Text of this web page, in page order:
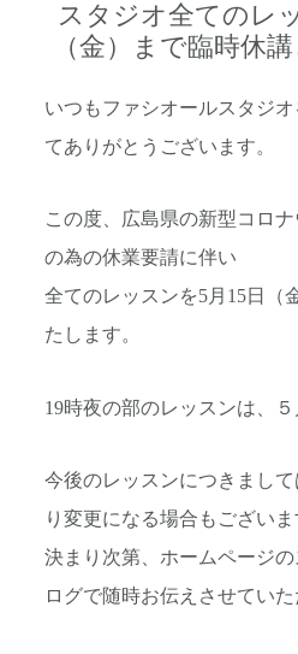
スタジオ全てのレ
（金）まで臨時休
いつもファシオールスタジ
てありがとうございます。
この度、広島県の新型コロ
の為の休業要請に伴い
全てのレッスンを5月15日（
たします。
19時夜の部のレッスンは、５
今後のレッスンにつきまし
り変更になる場合もございま
決まり次第、ホームページ
ログで随時お伝えさせていた